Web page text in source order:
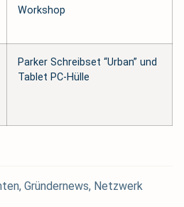
Workshop
Parker Schreibset “Urban” und
Tablet PC-Hülle
, Gründernews, Netzwerk